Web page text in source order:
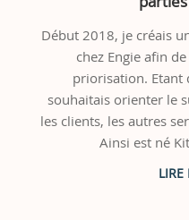
Début 2018, je créais
chez Engie afin
priorisation. Etant
souhaitais orienter le
les clients, les autres
Ainsi est né